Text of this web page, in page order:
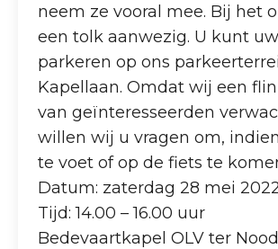
neem ze vooral mee. Bij het
een tolk aanwezig. U kunt
parkeren op ons
Kapellaan. Omdat wij een
van geïnteresseerden
willen wij u vragen om,
te voet of op de fiets te
Datum: zaterdag 28 mei
Tijd: 14.00 – 16.00 uur
Bedevaartkapel OLV ter